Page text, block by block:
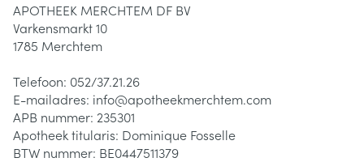
APOTHEEK MERCHTEM DF BV
Varkensmarkt 10
1785 Merchtem
Telefoon: 052/37.21.26
E-mailadres: info@apotheekmerchtem.com
APB nummer: 235301
Apotheek titularis: Dominique Fosselle
BTW nummer: BE0447511379